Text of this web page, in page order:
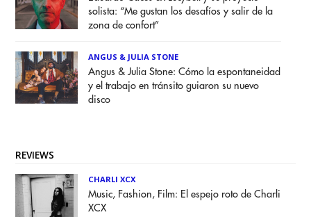
solista: “Me gustan los desafíos y salir de la
zona de confort”
ANGUS & JULIA STONE
Angus & Julia Stone: Cómo la espontaneidad
y el trabajo en tránsito guiaron su nuevo
disco
REVIEWS
CHARLI XCX
Music, Fashion, Film: El espejo roto de Charli
XCX